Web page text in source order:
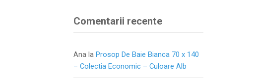
Comentarii recente
Anala Prosop De Baie Bianca 70 x 140
– Colectia Economic – Culoare Alb